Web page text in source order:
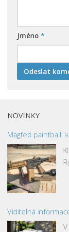
Jméno *
NOVINKY
Magfed paintball:
Viditelná